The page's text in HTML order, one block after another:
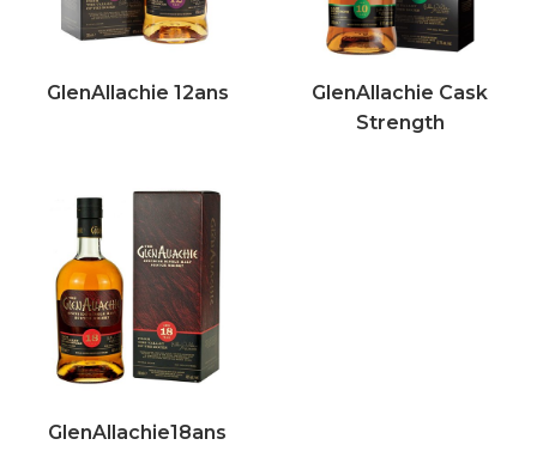
GlenAllachie 12ans
GlenAllachie Cask
Strength
GlenAllachie18ans